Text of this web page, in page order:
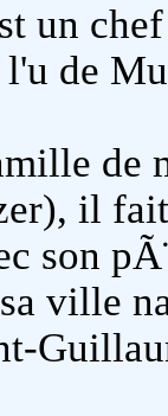
un
de
de
il
son
ville